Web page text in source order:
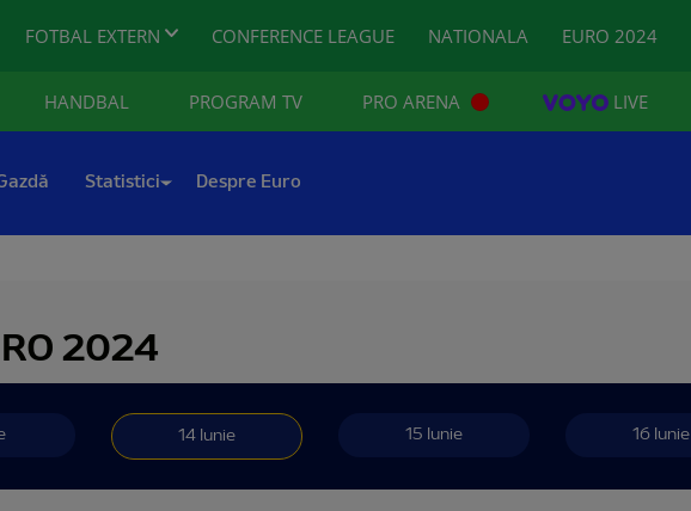
FOTBAL EXTERN CONFERENCE LEAGUE NATIONALA EURO 2024
HANDBAL PROGRAM TV PRO ARENA LIVE
Statistici Despre Euro
2024
14 Iunie 15 Iunie 16 Iunie